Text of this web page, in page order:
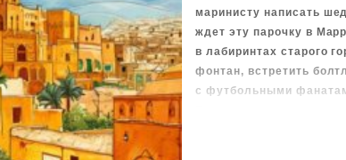
маринисту написать
ждет эту парочку в
в лабиринтах старого
фонтан, встретить
с футбольными